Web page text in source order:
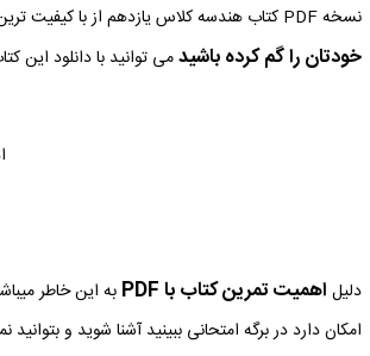
نسخه PDF کتاب هندسه کلاس یازدهم از با کیفیت ترین نسخه ها برای اجرا در کلاس و تخته های هوشمند است که می توانید حتی وقتی که
خودتان را گم کرده باشیدمی توانید با دانلود این
دلیل اهمیت تمرین کتاب با PDF
به این خاطر
امکان دارد در برگه امتحانی ببینید آشنا شوید و